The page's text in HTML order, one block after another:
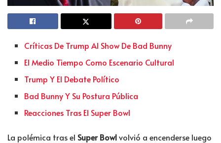
Críticas De Trump Al Show De Bad Bunny
El Medio Tiempo Como Escenario Cultural
Trump Y El Debate Político
Bad Bunny Y Su Postura Pública
Reacciones Tras El Super Bowl
La polémica tras el Super Bowlvolvió a encenderse luego